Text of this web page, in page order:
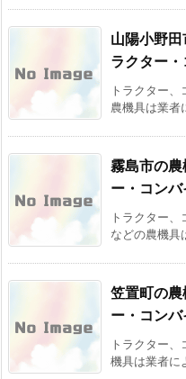
山陽小野
ラクター
トラクター
農機具は業者
霧島市の
ー・コン
トラクター
などの農機具
笠置町の
ー・コン
トラクター
機具は業者に